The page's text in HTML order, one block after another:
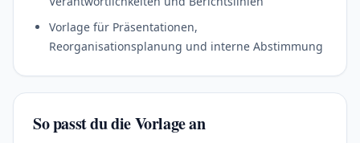
Vorlage für Präsentationen,
Reorganisationsplanung und interne Abstimmung
So passt du die Vorlage an